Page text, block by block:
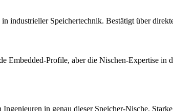
industrieller Speichertechnik. Bestätigt über
Embedded-Profile, aber die Nischen-Expertise
in genau dieser Speicher-Nische.